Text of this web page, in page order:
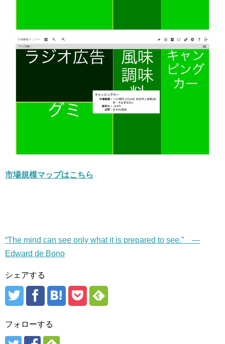
市場規模マップはこちら
“The mind can see only what it is prepared to see.” —
Edward de Bono
シェアする
フォローする